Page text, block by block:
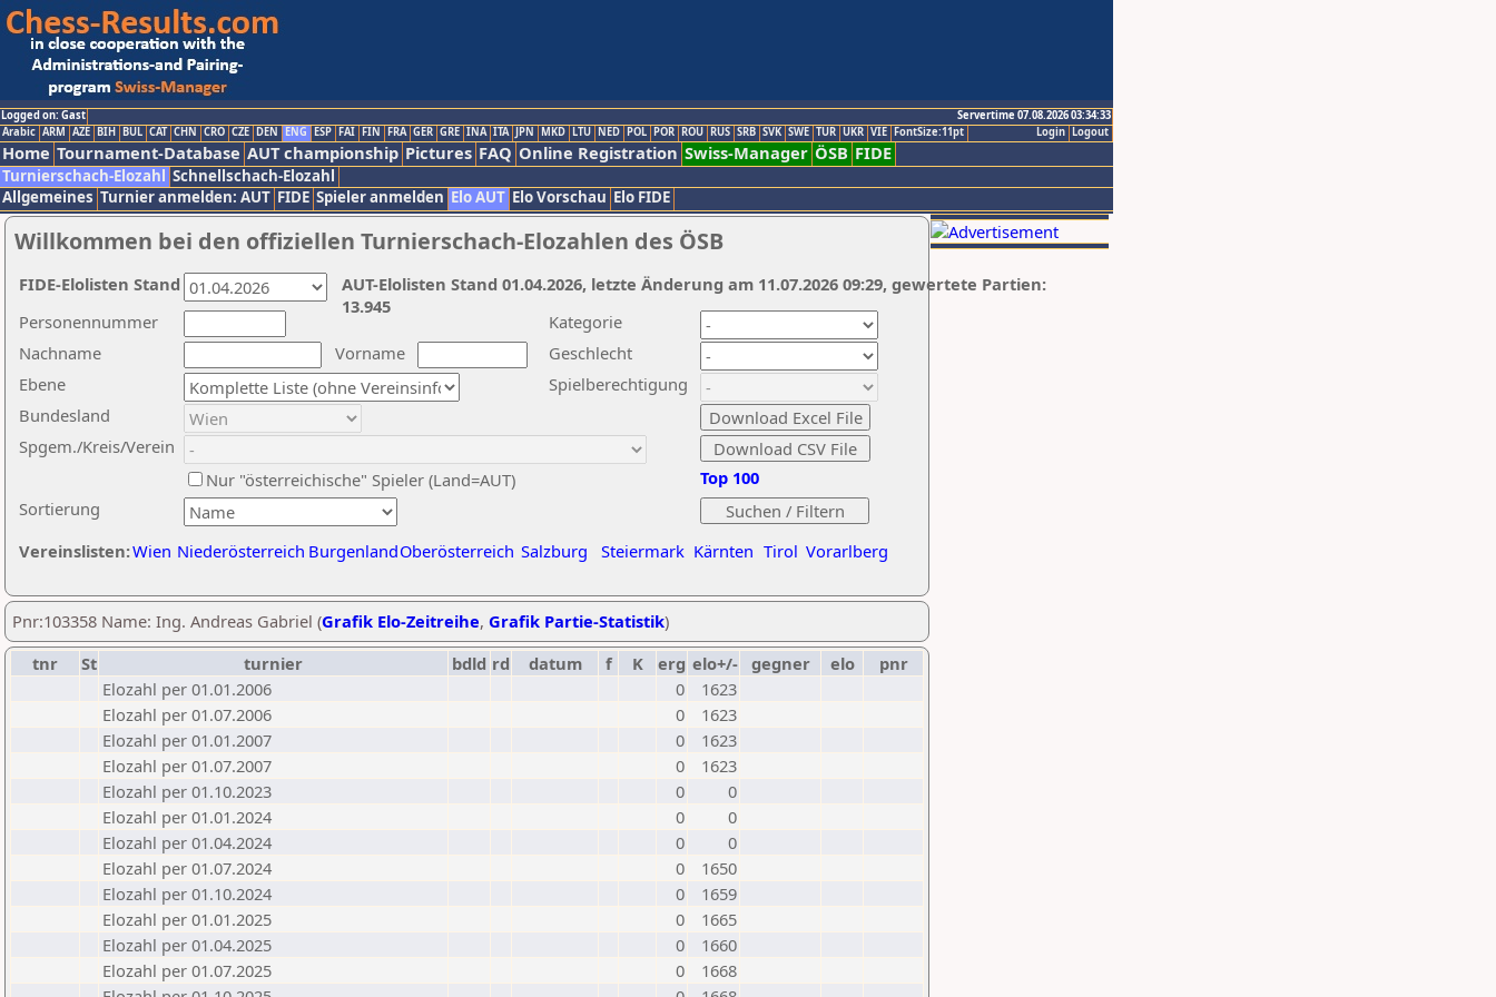
Logged on: Gast
Servertime 07.08.2026 03:34:33
Logout
Login
Arabic ARM AZE BIH BUL CAT CHN CRO CZE DEN ENG ESP FAI FIN FRA GER GRE INA ITA JPN MKD LTU NED POL POR ROU RUS SRB SVK SWE TUR UKR VIE FontSize:11pt
Home Tournament-Database AUT championship Pictures FAQ Online Registration Swiss-Manager ÖSB FIDE
Turnierschach-Elozahl Schnellschach-Elozahl
Allgemeines Turnier anmelden: AUT FIDE Spieler anmelden Elo AUT Elo Vorschau Elo FIDE
Willkommen bei den offiziellen Turnierschach-Elozahlen des ÖSB
Nachname
Vorname
Ebene
Kategorie
Sortierung
Personennummer
Bundesland
Spgem./Kreis/Verein
Geschlecht
Nur "österreichische" Spieler (Land=AUT)
Spielberechtigung
Vereinslisten:Wien Niederösterreich BurgenlandOberösterreich Salzburg Steiermark Kärnten Tirol Vorarlberg
Top 100
AUT-Elolisten Stand 01.04.2026, letzte Änderung am 11.07.2026 09:29, gewertete Partien:
13.945
FIDE-Elolisten Stand
Pnr:103358 Name: Ing. Andreas Gabriel (Grafik Elo-Zeitreihe, Grafik Partie-Statistik)
tnr
St turnier bdld rd datum f K erg elo+/- gegner elo
pnr
Elozahl per 01.01.2006
0
1623
Elozahl per 01.07.2006
0
1623
Elozahl per 01.01.2007
0
1623
Elozahl per 01.07.2007
0
1623
Elozahl per 01.10.2023
0
0
Elozahl per 01.01.2024
0
0
Elozahl per 01.04.2024
0
0
Elozahl per 01.07.2024
0
1650
Elozahl per 01.10.2024
0
1659
Elozahl per 01.01.2025
0
1665
Elozahl per 01.04.2025
0
1660
Elozahl per 01.07.2025
0
1668